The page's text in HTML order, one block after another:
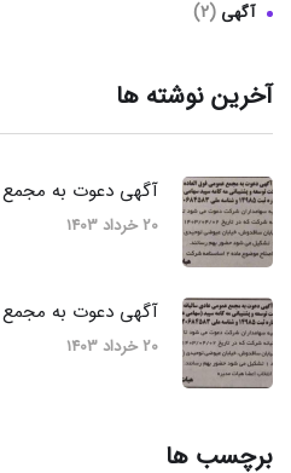
آگهی (2)
آخرین نوشته ها
آگهی دعوت به مجمع
20 خرداد 1403
آگهی دعوت به مجمع
20 خرداد 1403
برچسب ها